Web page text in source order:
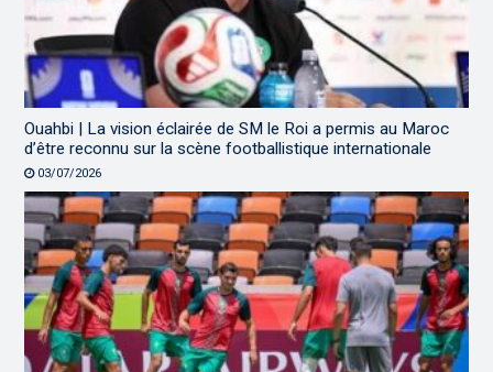
Ouahbi | La vision éclairée de SM le Roi a permis au Maroc
d’être reconnu sur la scène footballistique internationale
03/07/2026